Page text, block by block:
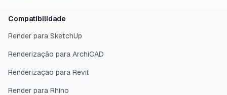
Compatibilidade
Render para SketchUp
Renderização para ArchiCAD
Renderização para Revit
Render para Rhino